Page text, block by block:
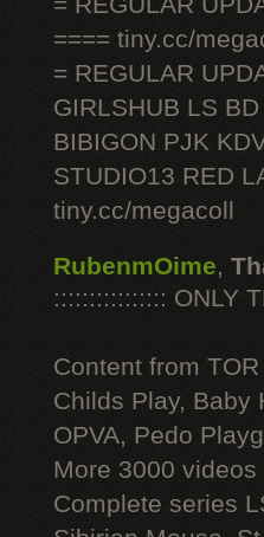
==== tiny.cc/
= REGULAR
GIRLSHUB LS
BIBIGON PJK
STUDIO13 RED
tiny.cc/megacoll
RubenmOime,
:::::::::::::::: ONLY
Content from
Childs Play, Baby
OPVA, Pedo
More 3000
Complete series